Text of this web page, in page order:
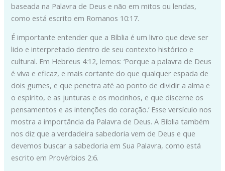
baseada na Palavra de Deus e não em mitos ou lendas,
como está escrito em Romanos 10:17.
É importante entender que a Bíblia é um livro que deve ser
lido e interpretado dentro de seu contexto histórico e
cultural. Em Hebreus 4:12, lemos: ‘Porque a palavra de Deus
é viva e eficaz, e mais cortante do que qualquer espada de
dois gumes, e que penetra até ao ponto de dividir a alma e
o espírito, e as junturas e os mocinhos, e que discerne os
pensamentos e as intenções do coração.’ Esse versículo nos
mostra a importância da Palavra de Deus. A Bíblia também
nos diz que a verdadeira sabedoria vem de Deus e que
devemos buscar a sabedoria em Sua Palavra, como está
escrito em Provérbios 2:6.